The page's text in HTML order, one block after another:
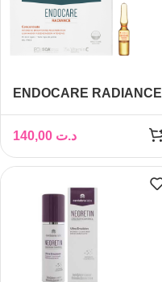
ENDOCARE RADIANCE
CONCENTRATE OIL
FREE 14x1ml
د.ت